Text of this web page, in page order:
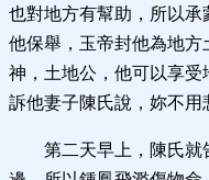
也對地方有幫助，所以
他保舉，玉帝封他為地
神，土地公，他可以享
訴他妻子陳氏說，妳不用
第二天早上，陳氏就